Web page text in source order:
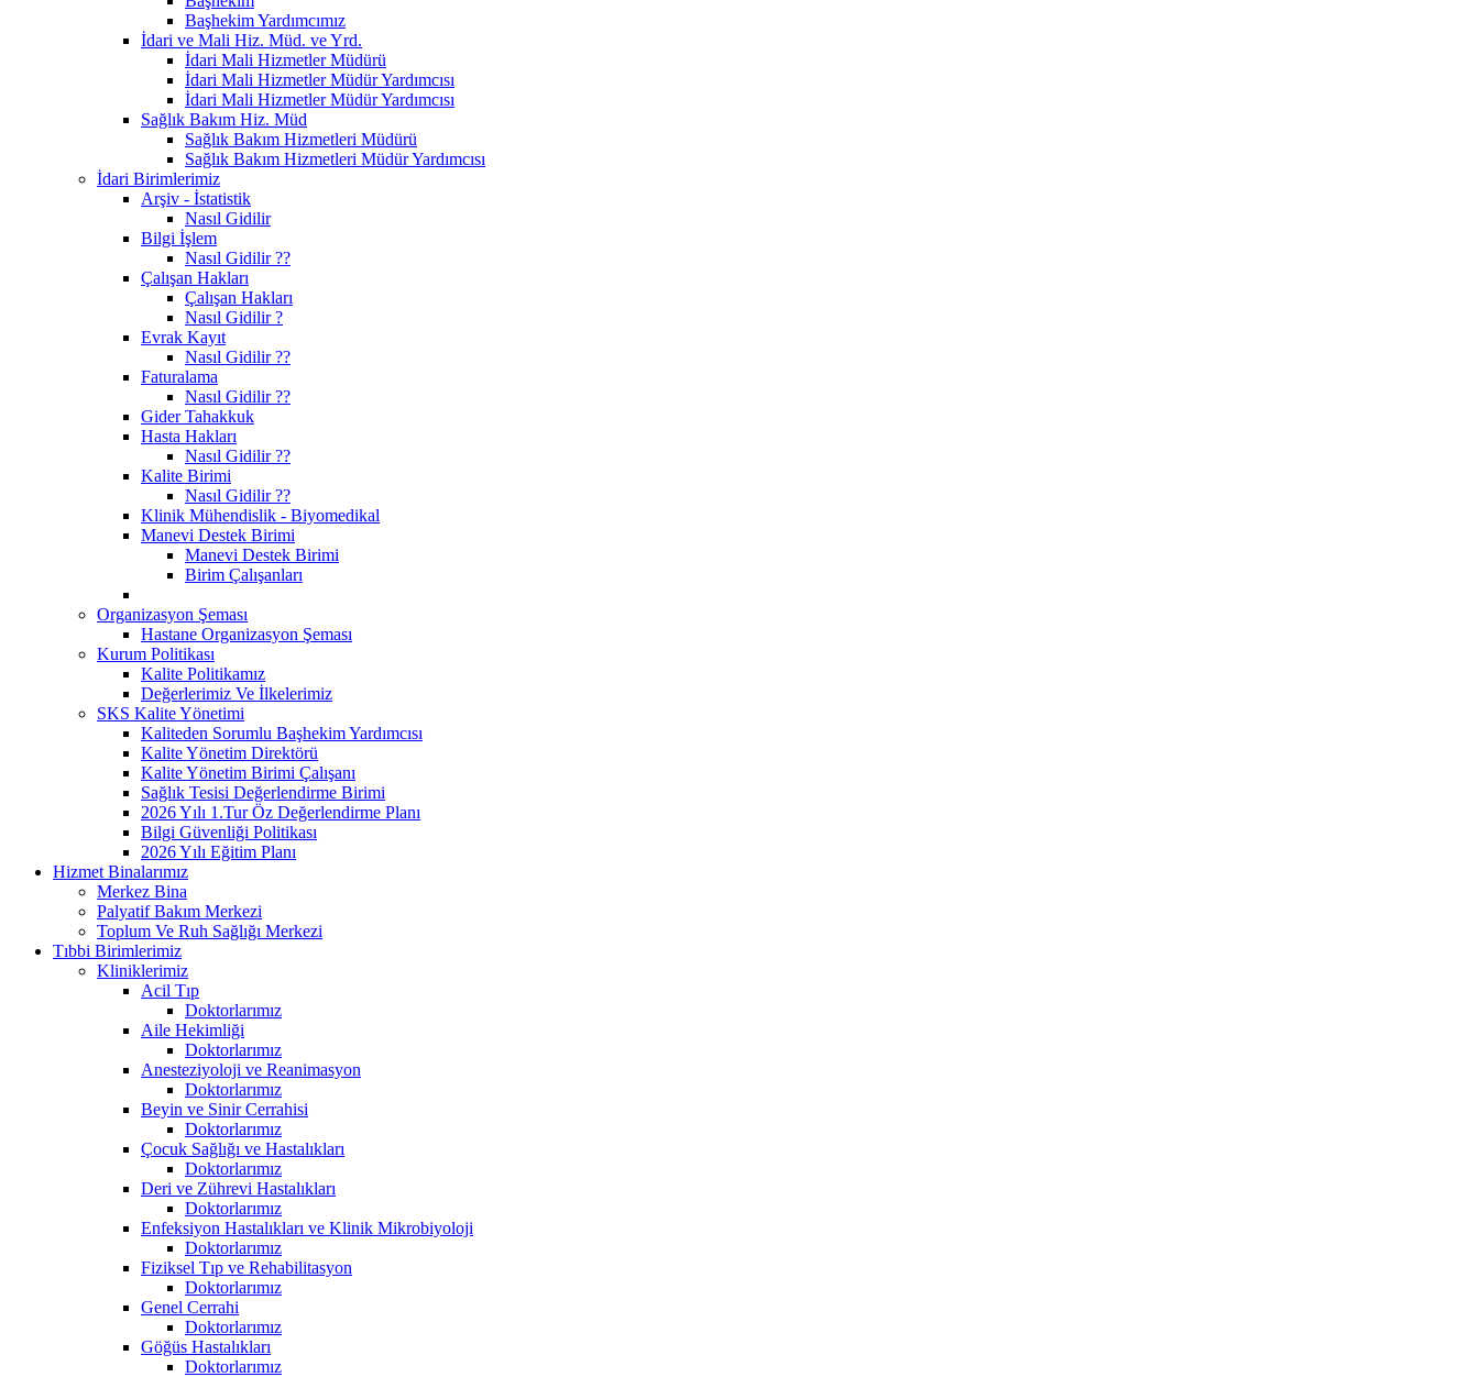
Başhekim Yardımcımız
İdari ve Mali Hiz. Müd. ve Yrd.
İdari Mali Hizmetler Müdürü
İdari Mali Hizmetler Müdür Yardımcısı
İdari Mali Hizmetler Müdür Yardımcısı
Sağlık Bakım Hiz. Müd
Sağlık Bakım Hizmetleri Müdürü
Sağlık Bakım Hizmetleri Müdür Yardımcısı
İdari Birimlerimiz
Arşiv - İstatistik
Nasıl Gidilir
Bilgi İşlem
Nasıl Gidilir ??
Çalışan Hakları
Çalışan Hakları
Nasıl Gidilir ?
Evrak Kayıt
Nasıl Gidilir ??
Faturalama
Nasıl Gidilir ??
Gider Tahakkuk
Hasta Hakları
Nasıl Gidilir ??
Kalite Birimi
Nasıl Gidilir ??
Klinik Mühendislik - Biyomedikal
Manevi Destek Birimi
Manevi Destek Birimi
Birim Çalışanları
Organizasyon Şeması
Hastane Organizasyon Şeması
Kurum Politikası
Kalite Politikamız
Değerlerimiz Ve İlkelerimiz
SKS Kalite Yönetimi
Kaliteden Sorumlu Başhekim Yardımcısı
Kalite Yönetim Direktörü
Kalite Yönetim Birimi Çalışanı
Sağlık Tesisi Değerlendirme Birimi
2026 Yılı 1.Tur Öz Değerlendirme Planı
Bilgi Güvenliği Politikası
2026 Yılı Eğitim Planı
Hizmet Binalarımız
Merkez Bina
Palyatif Bakım Merkezi
Toplum Ve Ruh Sağlığı Merkezi
Tıbbi Birimlerimiz
Kliniklerimiz
Acil Tıp
Doktorlarımız
Aile Hekimliği
Doktorlarımız
Anesteziyoloji ve Reanimasyon
Doktorlarımız
Beyin ve Sinir Cerrahisi
Doktorlarımız
Çocuk Sağlığı ve Hastalıkları
Doktorlarımız
Deri ve Zührevi Hastalıkları
Doktorlarımız
Enfeksiyon Hastalıkları ve Klinik Mikrobiyoloji
Doktorlarımız
Fiziksel Tıp ve Rehabilitasyon
Doktorlarımız
Genel Cerrahi
Doktorlarımız
Göğüs Hastalıkları
Doktorlarımız